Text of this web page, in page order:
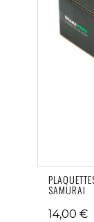
SAMURAI
14,00 €